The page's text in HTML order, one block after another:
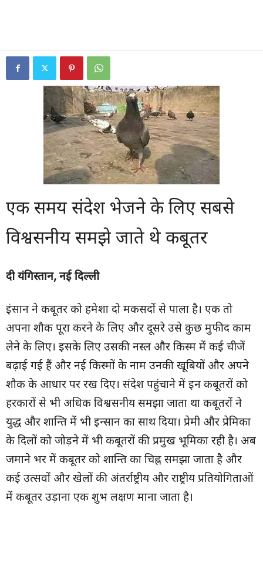
एक समय संदेश भेजने के लिए सबसे
विश्वसनीय समझे जाते थे कबूतर
दी यंगिस्तान, नई दिल्ली
इंसान ने कबूतर को हमेशा दो मकसदों से पाला है। एक तो
अपना शौक पूरा करने के लिए और दूसरे उसे कुछ मुफीद काम
लेने के लिए। इसके लिए उसकी नस्ल और किस्म में कई चीजें
बढ़ाई गई हैं और नई किस्मों के नाम उनकी खूबियों और अपने
शौक के आधार पर रख दिए। संदेश पहुंचाने में इन कबूतरों को
हरकारों से भी अधिक विश्वसनीय समझा जाता था कबूतरों ने
युद्ध और शान्ति में भी इन्सान का साथ दिया। प्रेमी और प्रेमिका
के दिलों को जोड़ने में भी कबूतरों की प्रमुख भूमिका रही है। अब
जमाने भर में कबूतर को शान्ति का चिह्न समझा जाता है और
कई उत्सवों और खेलों की अंतर्राष्ट्रीय और राष्ट्रीय प्रतियोगिताओं
में कबूतर उड़ाना एक शुभ लक्षण माना जाता है।